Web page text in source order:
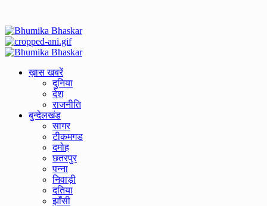
Primary
ख़ास खबरें
दुनिया
देश
राजनीति
बुन्देलखंड
सागर
टीकमगड
दमोह
छतरपुर
पन्ना
निवाड़ी
दतिया
झाँसी